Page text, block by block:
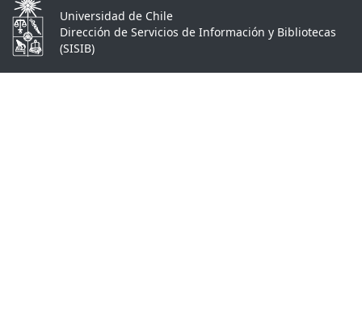
Universidad de Chile
Dirección de Servicios de Información y Bibliotecas
(SISIB)